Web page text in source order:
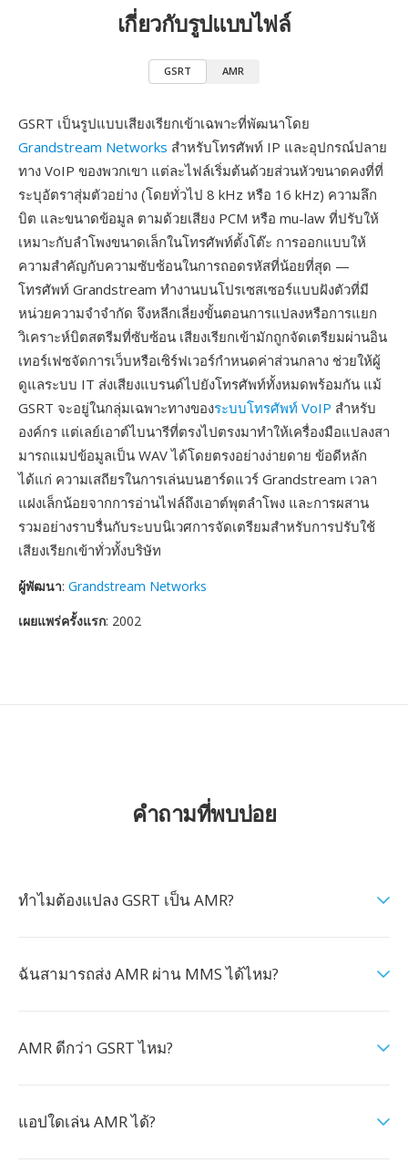
เกี่ยวกับรูปแบบไฟล์
GSRT AMR
GSRT เป็นรูปแบบเสียงเรียกเข้าเฉพาะที่พัฒนาโดย
Grandstream Networks สำหรับโทรศัพท์ IP และอุปกรณ์ปลาย
ทาง VoIP ของพวกเขา แต่ละไฟล์เริ่มต้นด้วยส่วนหัวขนาดคงที่ที่
ระบุอัตราสุ่มตัวอย่าง (โดยทั่วไป 8 kHz หรือ 16 kHz) ความลึก
บิต และขนาดข้อมูล ตามด้วยเสียง PCM หรือ mu-law ที่ปรับให้
เหมาะกับลำโพงขนาดเล็กในโทรศัพท์ตั้งโต๊ะ การออกแบบให้
ความสำคัญกับความซับซ้อนในการถอดรหัสที่น้อยที่สุด —
โทรศัพท์ Grandstream ทำงานบนโปรเซสเซอร์แบบฝังตัวที่มี
หน่วยความจำจำกัด จึงหลีกเลี่ยงขั้นตอนการแปลงหรือการแยก
วิเคราะห์บิตสตรีมที่ซับซ้อน เสียงเรียกเข้ามักถูกจัดเตรียมผ่านอิน
เทอร์เฟซจัดการเว็บหรือเซิร์ฟเวอร์กำหนดค่าส่วนกลาง ช่วยให้ผู้
ดูแลระบบ IT ส่งเสียงแบรนด์ไปยังโทรศัพท์ทั้งหมดพร้อมกัน แม้
GSRT จะอยู่ในกลุ่มเฉพาะทางของระบบโทรศัพท์ VoIP สำหรับ
องค์กร แต่เลย์เอาต์ไบนารีที่ตรงไปตรงมาทำให้เครื่องมือแปลงสา
มารถแมปข้อมูลเป็น WAV ได้โดยตรงอย่างง่ายดาย ข้อดีหลัก
ได้แก่ ความเสถียรในการเล่นบนฮาร์ดแวร์ Grandstream เวลา
แฝงเล็กน้อยจากการอ่านไฟล์ถึงเอาต์พุตลำโพง และการผสาน
รวมอย่างราบรื่นกับระบบนิเวศการจัดเตรียมสำหรับการปรับใช้
เสียงเรียกเข้าทั่วทั้งบริษัท
ผู้พัฒนา: Grandstream Networks
เผยแพร่ครั้งแรก: 2002
คำถามที่พบบ่อย
ทำไมต้องแปลง GSRT เป็น AMR?
ฉันสามารถส่ง AMR ผ่าน MMS ได้ไหม?
AMR ดีกว่า GSRT ไหม?
แอปใดเล่น AMR ได้?